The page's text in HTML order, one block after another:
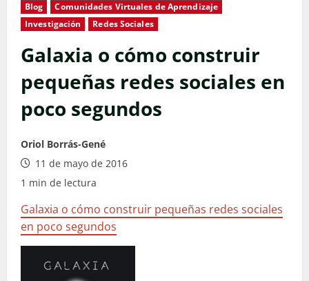
Blog
Comunidades Virtuales de Aprendizaje
Investigación
Redes Sociales
Galaxia o cómo construir
pequeñas redes sociales en
poco segundos
Oriol Borrás-Gené
11 de mayo de 2016
1 min de lectura
Galaxia o cómo construir pequeñas redes sociales
en poco segundos